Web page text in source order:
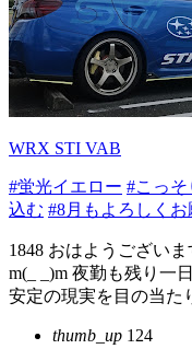
WRX STI VAB
#蛍光イエロー #こっ
込む #8月もよろしく
1848 おはようござい
m(_ _)m 夜勤も残り一
安定の現実を目の当た
thumb_up 124